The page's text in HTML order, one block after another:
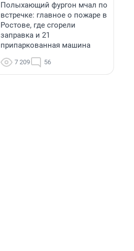
Полыхающий фургон мчал по
встречке: главное о пожаре в
Ростове, где сгорели
заправка и 21
припаркованная машина
7 209 56